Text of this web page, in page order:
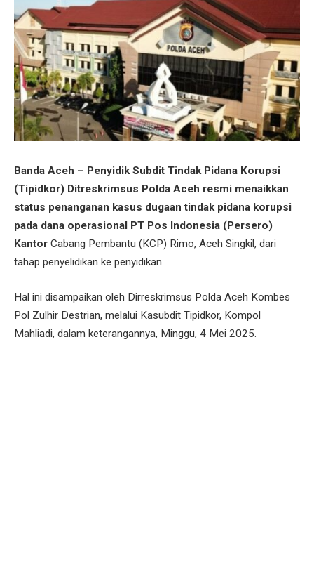
Banda Aceh – Penyidik Subdit Tindak Pidana Korupsi
(Tipidkor) Ditreskrimsus Polda Aceh resmi menaikkan
status penanganan kasus dugaan tindak pidana korupsi
pada dana operasional PT Pos Indonesia (Persero)
Kantor Cabang Pembantu (KCP) Rimo, Aceh Singkil, dari
tahap penyelidikan ke penyidikan.
Hal ini disampaikan oleh Dirreskrimsus Polda Aceh Kombes
Pol Zulhir Destrian, melalui Kasubdit Tipidkor, Kompol
Mahliadi, dalam keterangannya, Minggu, 4 Mei 2025.